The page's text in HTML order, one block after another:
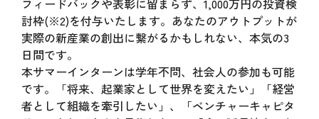
フィードバックや表彰に留まらず、1,000万円の投資検
討枠(※2)を付与いたします。あなたのアウトプットが
実際の新産業の創出に繋がるかもしれない、本気の3
日間です。
本サマーインターンは学年不問、社会人の参加も可能
です。「将来、起業家として世界を変えたい」「経営
者として組織を牽引したい」、「ベンチャーキャピタ